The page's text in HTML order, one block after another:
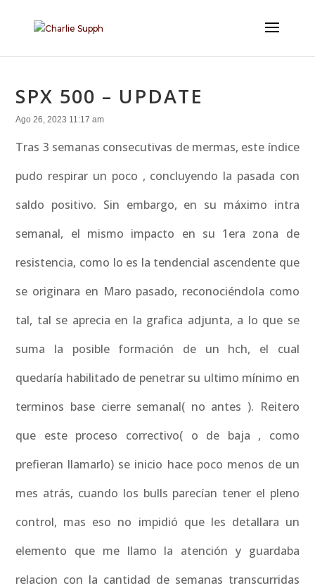
SPX 500 – UPDATE
Ago 26, 2023 11:17 am
Tras 3 semanas consecutivas de mermas, este índice
pudo respirar un poco , concluyendo la pasada con
saldo positivo. Sin embargo, en su máximo intra
semanal, el mismo impacto en su 1era zona de
resistencia, como lo es la tendencial ascendente que
se originara en Maro pasado, reconociéndola como
tal, tal se aprecia en la grafica adjunta, a lo que se
suma la posible formación de un hch, el cual
quedaría habilitado de penetrar su ultimo mínimo en
terminos base cierre semanal( no antes ). Reitero
que este proceso correctivo( o de baja , como
prefieran llamarlo) se inicio hace poco menos de un
mes atrás, cuando los bulls parecían tener el pleno
control, mas eso no impidió que les detallara un
elemento que me llamo la atención y guardaba
relacion con la cantidad de semanas transcurridas